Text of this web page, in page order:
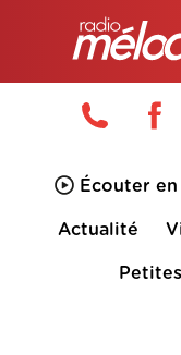
Écouter
Actualité